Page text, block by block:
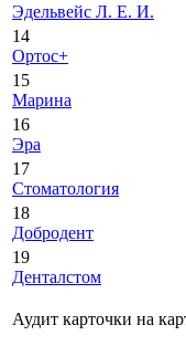
Эдельвейс Л. Е. И.
14
Ортос+
15
Марина
16
Эра
17
Стоматология
18
Добродент
19
Денталстом
Аудит карточки на